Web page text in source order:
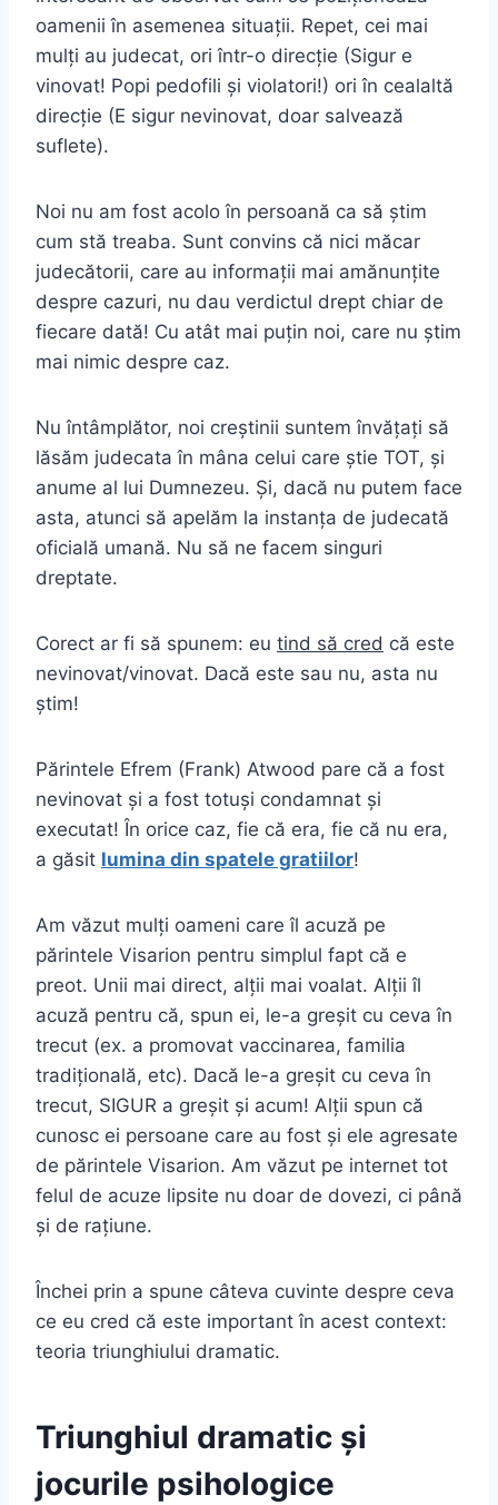
oamenii în asemenea situații. Repet, cei mai
mulți au judecat, ori într-o direcție (Sigur e
vinovat! Popi pedofili și violatori!) ori în cealaltă
direcție (E sigur nevinovat, doar salvează
suflete).
Noi nu am fost acolo în persoană ca să știm
cum stă treaba. Sunt convins că nici măcar
judecătorii, care au informații mai amănunțite
despre cazuri, nu dau verdictul drept chiar de
fiecare dată! Cu atât mai puțin noi, care nu știm
mai nimic despre caz.
Nu întâmplător, noi creștinii suntem învățați să
lăsăm judecata în mâna celui care știe TOT, și
anume al lui Dumnezeu. Și, dacă nu putem face
asta, atunci să apelăm la instanța de judecată
oficială umană. Nu să ne facem singuri
dreptate.
Corect ar fi să spunem: eu tind să cred că este
nevinovat/vinovat. Dacă este sau nu, asta nu
știm!
Părintele Efrem (Frank) Atwood pare că a fost
nevinovat și a fost totuși condamnat și
executat! În orice caz, fie că era, fie că nu era,
a găsit lumina din spatele gratiilor!
Am văzut mulți oameni care îl acuză pe
părintele Visarion pentru simplul fapt că e
preot. Unii mai direct, alții mai voalat. Alții îl
acuză pentru că, spun ei, le-a greșit cu ceva în
trecut (ex. a promovat vaccinarea, familia
tradițională, etc). Dacă le-a greșit cu ceva în
trecut, SIGUR a greșit și acum! Alții spun că
cunosc ei persoane care au fost și ele agresate
de părintele Visarion. Am văzut pe internet tot
felul de acuze lipsite nu doar de dovezi, ci până
și de rațiune.
Închei prin a spune câteva cuvinte despre ceva
ce eu cred că este important în acest context:
teoria triunghiului dramatic.
Triunghiul dramatic și
jocurile psihologice